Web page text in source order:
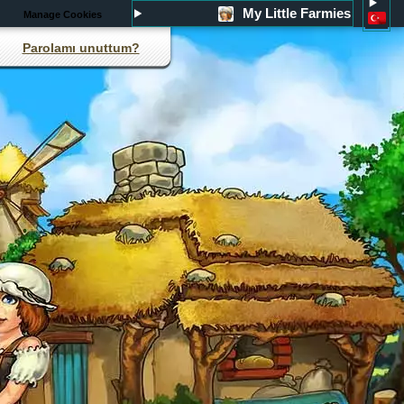
Manage Cookies My Little Farmies
Parolamı unuttum?